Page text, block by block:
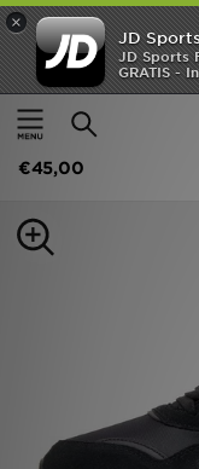
×
JD
JD Sports
GRATIS -
Thuis
Heren
Reebok Classic
€45,00
Home
Offers
Dames
Voetbal